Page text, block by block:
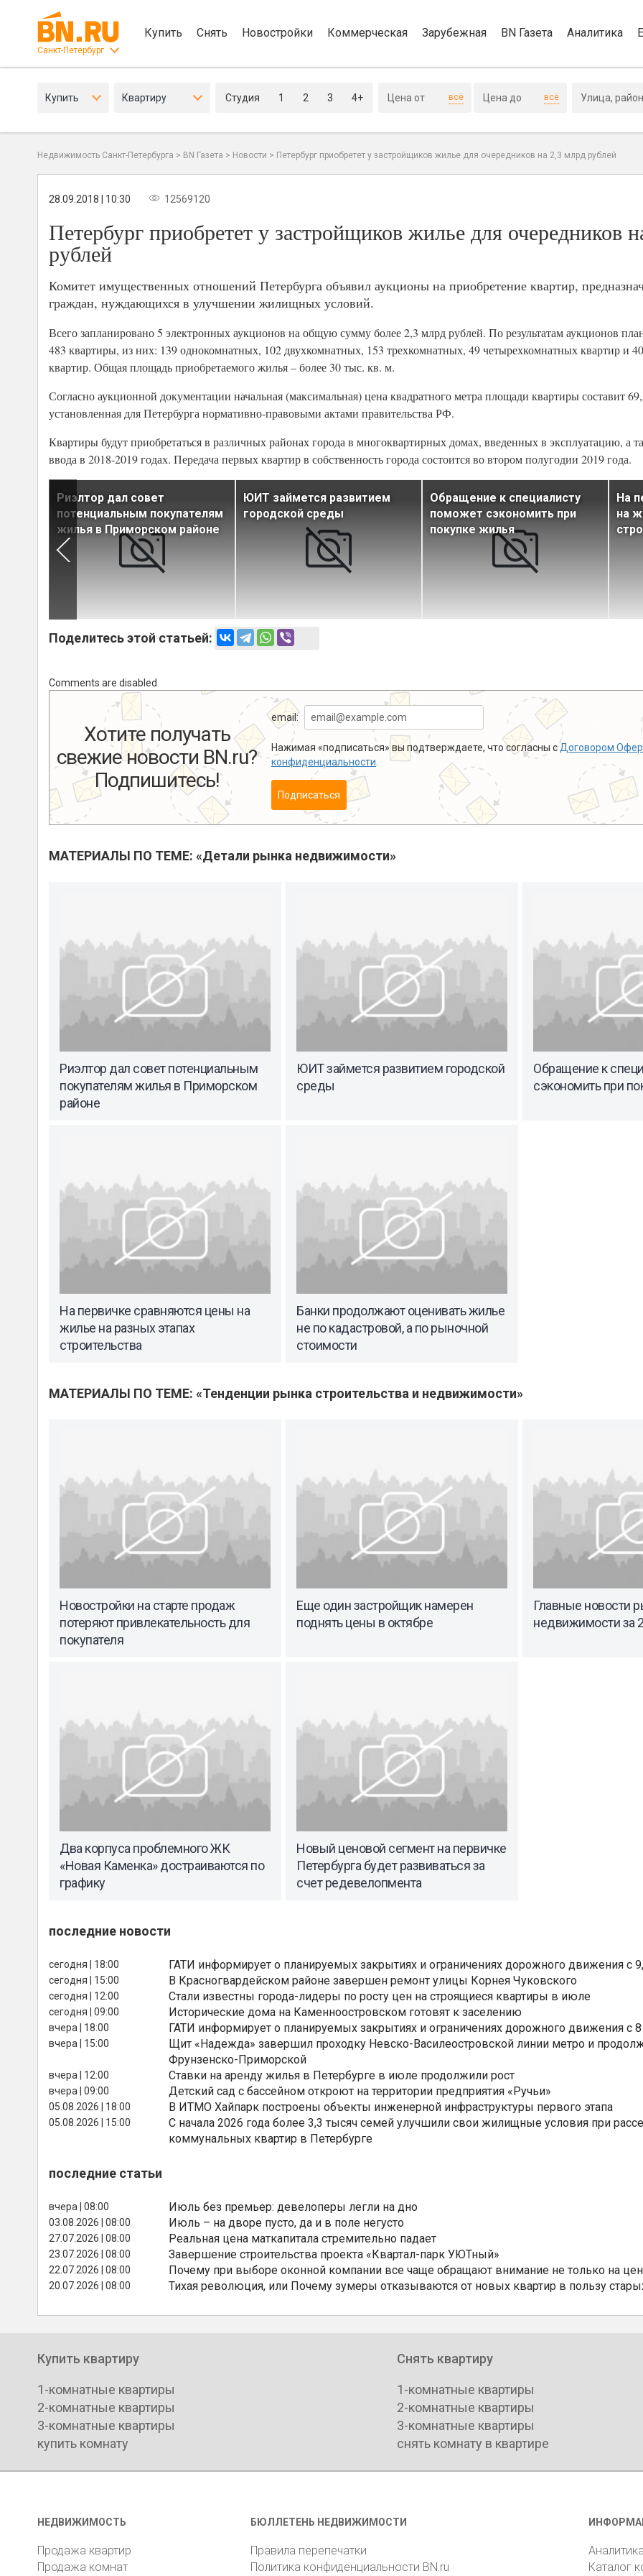
Санкт-Петербург
Купить Снять Новостройки Коммерческая Зарубежная BN Газета Аналитика
Купить Квартиру Студия 1 2 3 4+ всё всё
Недвижимость Санкт-Петербурга > BN Газета > Новости > Петербург приобретет у застройщиков жилье для очередников на 2,3 млрд рублей
28.09.2018 | 10:30 12569120
Петербург приобретет у застройщиков жилье для очередников
рублей
Комитет имущественных отношений Петербурга объявил аукционы на приобретение квартир,
граждан, нуждающихся в улучшении жилищных условий.
Всего запланировано 5 электронных аукционов на общую сумму более 2,3 млрд рублей. По результатам аукционов
483 квартиры, из них: 139 однокомнатных, 102 двухкомнатных, 153 трехкомнатных, 49 четырехкомнатных квартир и
квартир. Общая площадь приобретаемого жилья – более 30 тыс. кв. м.
Согласно аукционной документации начальная (максимальная) цена квадратного метра площади квартиры составит
установленная для Петербурга нормативно-правовыми актами правительства РФ.
Квартиры будут приобретаться в различных районах города в многоквартирных домах, введенных в эксплуатацию, а
ввода в 2018-2019 годах. Передача первых квартир в собственность города состоится во втором полугодии 2019 года.
Риэлтор дал совет
потенциальным покупателям
жилья в Приморском районе
ЮИТ займется развитием
городской среды
Обращение к специалисту
поможет сэкономить при
покупке жилья
На
на
Поделитесь этой статьей:
Comments are disabled
Хотите получать
свежие новости BN.ru?
Подпишитесь!
email:
Нажимая «подписаться» вы подтверждаете, что согласны с Договором
конфиденциальности
Подписаться
МАТЕРИАЛЫ ПО ТЕМЕ: «Детали рынка недвижимости»
Риэлтор дал совет потенциальным
покупателям жилья в Приморском
районе
ЮИТ займется развитием городской
среды
Обращение к
сэкономить при
На первичке сравняются цены на
жилье на разных этапах
строительства
Банки продолжают оценивать жилье
не по кадастровой, а по рыночной
стоимости
МАТЕРИАЛЫ ПО ТЕМЕ: «Тенденции рынка строительства и недвижимости»
Новостройки на старте продаж
потеряют привлекательность для
покупателя
Еще один застройщик намерен
поднять цены в октябре
Главные новости
недвижимости за
Два корпуса проблемного ЖК
«Новая Каменка» достраиваются по
графику
Новый ценовой сегмент на первичке
Петербурга будет развиваться за
счет редевелопмента
последние новости
сегодня | 18:00 ГАТИ информирует о планируемых закрытиях и ограничениях дорожного движения с 9,
сегодня | 15:00 В Красногвардейском районе завершен ремонт улицы Корнея Чуковского
сегодня | 12:00 Стали известны города-лидеры по росту цен на строящиеся квартиры в июле
сегодня | 09:00 Исторические дома на Каменноостровском готовят к заселению
вчера | 18:00 ГАТИ информирует о планируемых закрытиях и ограничениях дорожного движения с 8
вчера | 15:00
Щит «Надежда» завершил проходку Невско-Василеостровской линии метро и
Фрунзенско-Приморской
вчера | 12:00 Ставки на аренду жилья в Петербурге в июле продолжили рост
вчера | 09:00 Детский сад с бассейном откроют на территории предприятия «Ручьи»
05.08.2026 | 18:00 В ИТМО Хайпарк построены объекты инженерной инфраструктуры первого этапа
05.08.2026 | 15:00
С начала 2026 года более 3,3 тысяч семей улучшили свои жилищные условия при
коммунальных квартир в Петербурге
последние статьи
вчера | 08:00 Июль без премьер: девелоперы легли на дно
03.08.2026 | 08:00 Июль – на дворе пусто, да и в поле негусто
27.07.2026 | 08:00 Реальная цена маткапитала стремительно падает
23.07.2026 | 08:00 Завершение строительства проекта «Квартал-парк УЮТный»
22.07.2026 | 08:00 Почему при выборе оконной компании все чаще обращают внимание не только на
20.07.2026 | 08:00 Тихая революция, или Почему зумеры отказываются от новых квартир в пользу
Купить квартиру
1-комнатные квартиры
2-комнатные квартиры
3-комнатные квартиры
купить комнату
Снять квартиру
1-комнатные квартиры
2-комнатные квартиры
3-комнатные квартиры
снять комнату в квартире
НЕДВИЖИМОСТЬ
Продажа квартир
Продажа комнат
БЮЛЛЕТЕНЬ НЕДВИЖИМОСТИ
Правила перепечатки
Политика конфиденциальности BN.ru
Каталог